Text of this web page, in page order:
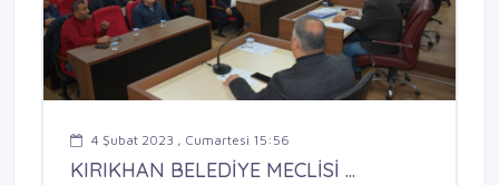
4 Şubat 2023 , Cumartesi 15:56
KIRIKHAN BELEDİYE MECLİSİ ...